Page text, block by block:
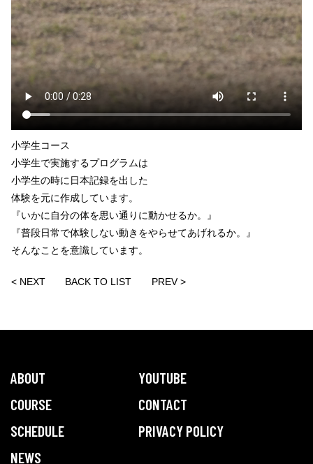
小学生コース
小学生で実施するプログラムは
小学生の時に日本記録を出した
体験を元に作成しています。
『いかに自分の体を思い通りに動かせるか。』
『普段日常で体験しない動きをやらせてあげれるか。』
そんなことを意識しています。
< NEXT BACK TO LIST PREV >
ABOUT
COURSE
SCHEDULE
NEWS
YOUTUBE
CONTACT
PRIVACY POLICY